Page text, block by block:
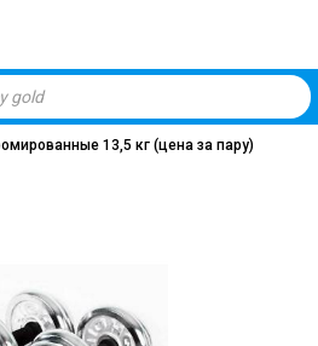
13,5 кг (цена за пару)